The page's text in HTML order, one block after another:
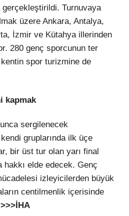
gerçekleştirildi. Turnuvaya
üzere Ankara, Antalya,
İzmir ve Kütahya illerinden
280 genç sporcunun ter
spor turizmine de
kapmak
sergilenecek
gruplarında ilk üçe
bir üst tur olan yarı final
hakkı elde edecek. Genç
izleyicilerden büyük
centilmenlik içerisinde
>>>İHA